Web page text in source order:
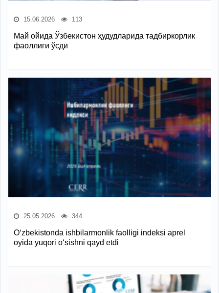
15.06.2026 113
Май ойида Ўзбекистон ҳудудларида тадбиркорлик
фаоллиги ўсди
25.05.2026 344
O‘zbekistonda ishbilarmonlik faolligi indeksi aprel
oyida yuqori o‘sishni qayd etdi